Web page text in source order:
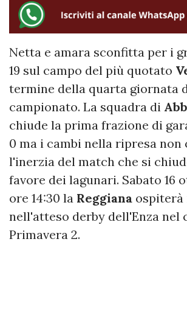
Netta e amara sconfitta per i
19 sul campo del più quotato
termine della quarta giornata
campionato. La squadra di
chiude la prima frazione di
0 ma i cambi nella ripresa non
l'inerzia del match che si
favore dei lagunari. Sabato 16
ore 14:30 la Reggiana ospiterà
nell'atteso derby dell'Enza nel
Primavera 2.